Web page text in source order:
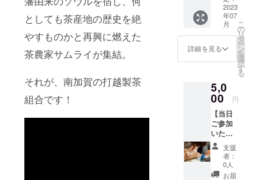
としても茶産地の歴史を絶
やすものかと再興に燃えた
茶農家サムライが集結。
それが、南加賀の打越製茶
組合です！
を不安視す
る声が聞か
れたことか
ら、他産業
の開発や技
て、九谷焼
古来の技術
を継承しつ
つ新しい技
術を取り入
れた開発か
ら製造・販
です。
【名
称】鳳
玉 【原
材料
産）
【内容
量】
リーフ
100g
【保存
方法】
高温・
多湿を
避け移
カード
賀の紅
茶
（ファ
ース
ト）
川県加
賀産の
茶葉を
使った
和紅茶
です。
渋味が
きいた
加賀の
紅茶は
2023
年07
月
詳細を見る
こ
の
リ
タ
ー
ン
を
選
択
す
る
5,0
00 円
【当日
ご参加
いただ
ける
方】打
越の新
茶とサ
支援
者：
0人
お届